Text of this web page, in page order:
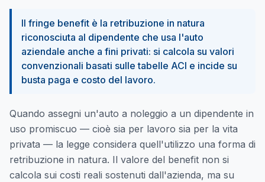
Il fringe benefit è la retribuzione in natura
riconosciuta al dipendente che usa l'auto
aziendale anche a fini privati: si calcola su valori
convenzionali basati sulle tabelle ACI e incide su
busta paga e costo del lavoro.
Quando assegni un'auto a noleggio a un dipendente in
uso promiscuo — cioè sia per lavoro sia per la vita
privata — la legge considera quell'utilizzo una forma di
retribuzione in natura. Il valore del benefit non si
calcola sui costi reali sostenuti dall'azienda, ma su